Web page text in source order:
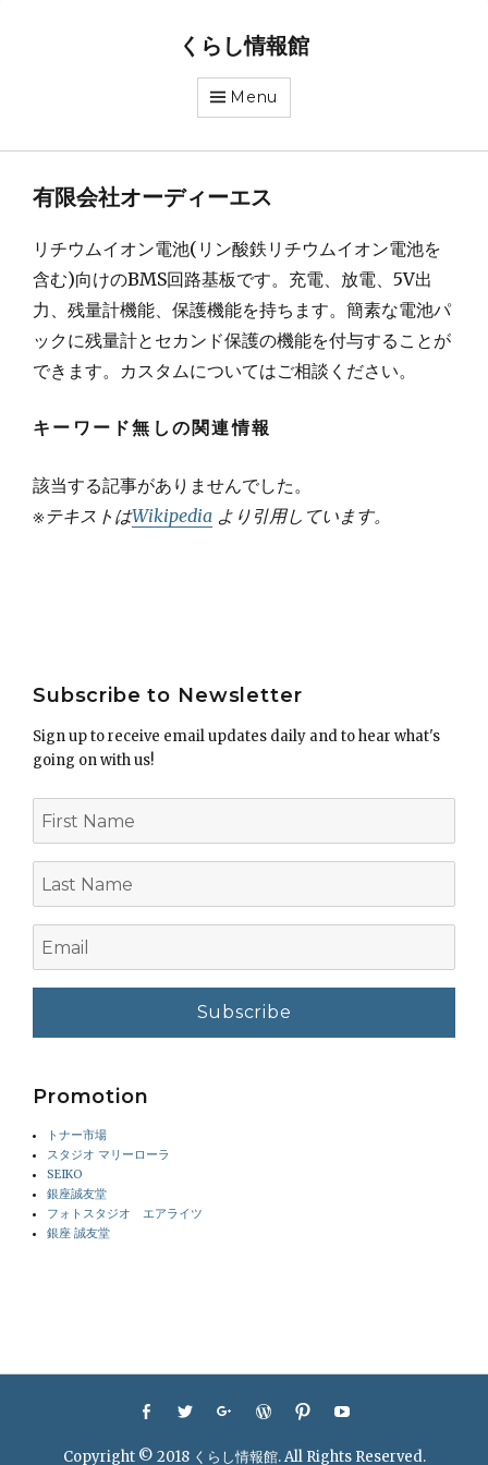
くらし情報館
Menu
有限会社オーディーエス
リチウムイオン電池(リン酸鉄リチウムイオン電池を
含む)向けのBMS回路基板です。充電、放電、5V出
力、残量計機能、保護機能を持ちます。簡素な電池パ
ックに残量計とセカンド保護の機能を付与することが
できます。カスタムについてはご相談ください。
キーワード無しの関連情報
該当する記事がありませんでした。
※テキストはWikipedia より引用しています。
Subscribe to Newsletter
Sign up to receive email updates daily and to hear what's
going on with us!
First
Name
Name
Promotion
トナー市場
スタジオ マリーローラ
SEIKO
銀座誠友堂
フォトスタジオ エアライツ
銀座 誠友堂
Facebook
Twitter GoogleplusWordPress
Pinterest
Copyright © 2018 くらし情報館. All Rights Reserved.